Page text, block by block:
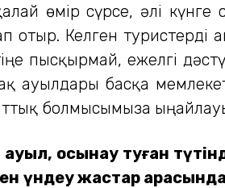
өмір сүрсе, әлі
отыр. Келген туристерді
пысқырмай, ежелгі
ауылдары басқа
болмысымызға
осынау туған
үндеу жастар